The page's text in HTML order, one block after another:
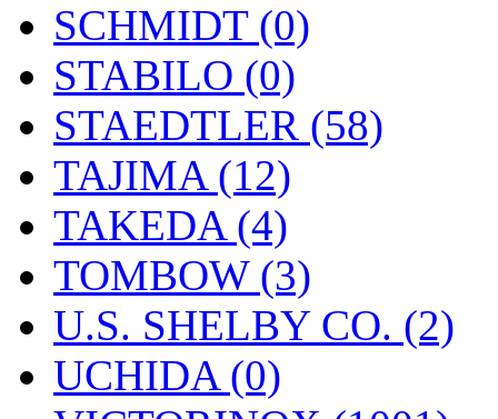
SCHMIDT (0)
STABILO (0)
STAEDTLER (58)
TAJIMA (12)
TAKEDA (4)
TOMBOW (3)
U.S. SHELBY CO. (2)
UCHIDA (0)